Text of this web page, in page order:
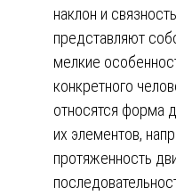
наклон и
представляют
мелкие
конкретного
относятся форма
их элементов,
протяженность